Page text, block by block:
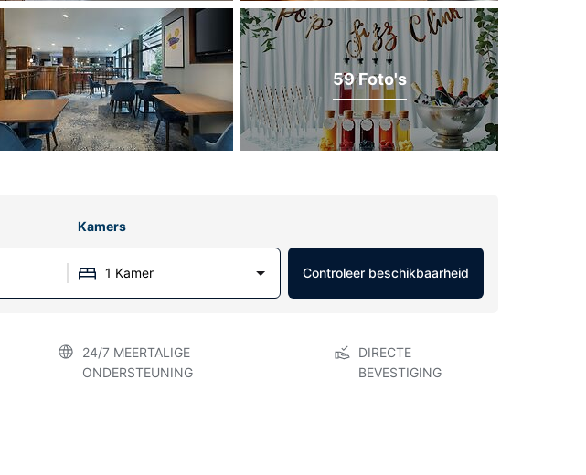
59 Foto's
Kamers
1 Kamer Controleer beschikbaarheid
24/7 MEERTALIGE
ONDERSTEUNING
DIRECTE
BEVESTIGING